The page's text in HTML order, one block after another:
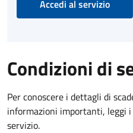
Accedi al servizio
Condizioni di
Per conoscere i dettagli di
informazioni importanti, leggi
servizio.